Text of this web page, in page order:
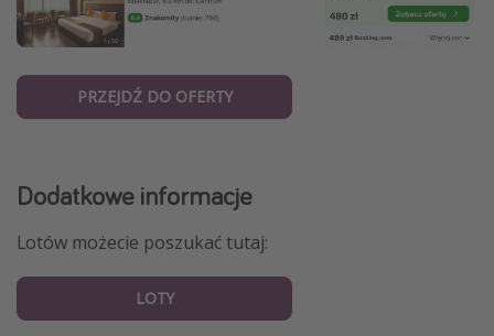
PRZEJDŹ DO OFERTY
Dodatkowe informacje
Lotów możecie poszukać tutaj:
LOTY